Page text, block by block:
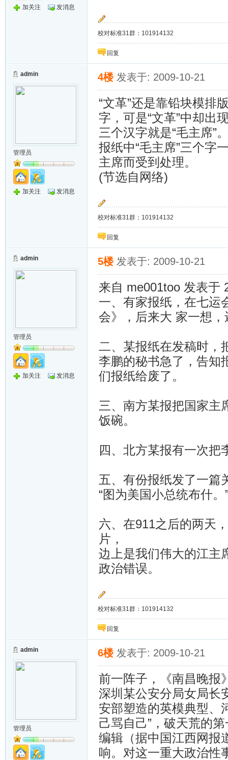
加关注 发消息
校对标准31群：101914132
回复
admin
管理员
加关注 发消息
4楼 发表于: 2009-10-21
“文革”还是靠铅块模排
字，可是“文革”中却出
三个汉字就是“毛主席”
报纸中“毛主席”三个字
主席而受到处理。
(节选自网络)
校对标准31群：101914132
回复
admin
管理员
加关注 发消息
5楼 发表于: 2009-10-21
来自 me001too 发表
一、有家报纸，在七运
会》，后来大 家一想
二、某报纸在发稿时，
李鹏的秘书急了，告知
们报纸给废了。
三、南方某报把国家主
饭碗。
四、北方某报有一次把
五、有份报纸发了一篇
“图为美国小总统布什。
六、在911之后的两天
片，
边上是我们伟大的江主
政治错误。
校对标准31群：101914132
回复
admin
管理员
6楼 发表于: 2009-10-21
前一阵子，《南昌晚报
深圳某公安分局女局长
安部塑造的英模典型、
己骂自己”，破天荒的
编辑（据中国江西网报
响。对这一重大政治性